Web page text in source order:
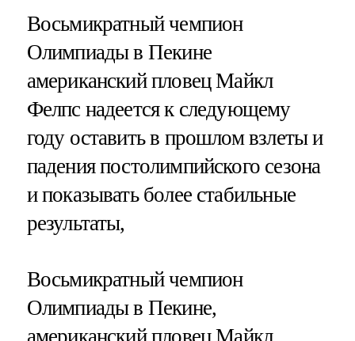
Восьмикратный чемпион
Олимпиады в Пекине
американский пловец Майкл
Фелпс надеется к следующему
году оставить в прошлом взлеты и
падения постолимпийского сезона
и показывать более стабильные
результаты,
Восьмикратный чемпион
Олимпиады в Пекине,
американский пловец Майкл